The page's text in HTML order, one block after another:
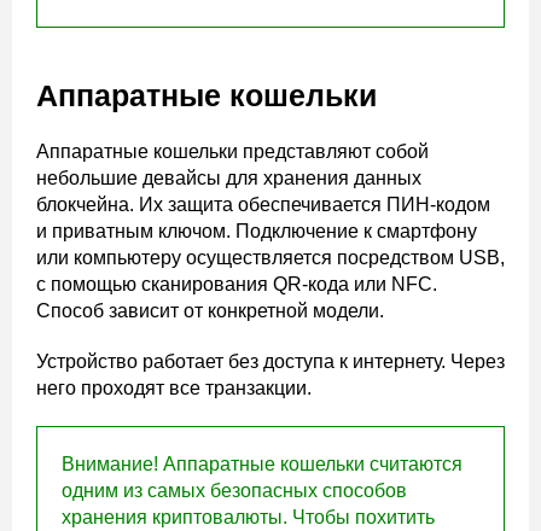
Аппаратные кошельки
Аппаратные кошельки представляют собой
небольшие девайсы для хранения данных
блокчейна. Их защита обеспечивается ПИН-кодом
и приватным ключом. Подключение к смартфону
или компьютеру осуществляется посредством USB,
с помощью сканирования QR-кода или NFC.
Способ зависит от конкретной модели.
Устройство работает без доступа к интернету. Через
него проходят все транзакции.
Внимание! Аппаратные кошельки считаются
одним из самых безопасных способов
хранения криптовалюты. Чтобы похитить